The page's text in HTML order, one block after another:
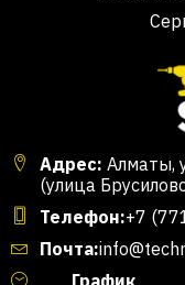
Адрес: Алматы,
(улица
Телефон:+7
Почта:
График